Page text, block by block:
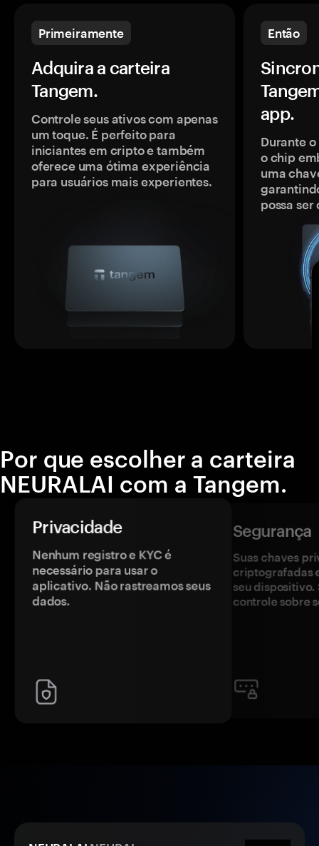
Primeiramente
Adquira a carteira
Tangem.
Controle seus ativos com apenas
um toque. É perfeito para
iniciantes em cripto e também
oferece uma ótima experiência
para usuários mais experientes.
Então
app.
Durante
o chip
uma
possa
Por que escolher a carteira
NEURALAI com a Tangem.
Privacidade
Nenhum registro e KYC é
necessário para usar o
aplicativo. Não rastreamos seus
dados.
Segurança
Suas chaves
criptografadas
seu dispositivo.
controle sobre